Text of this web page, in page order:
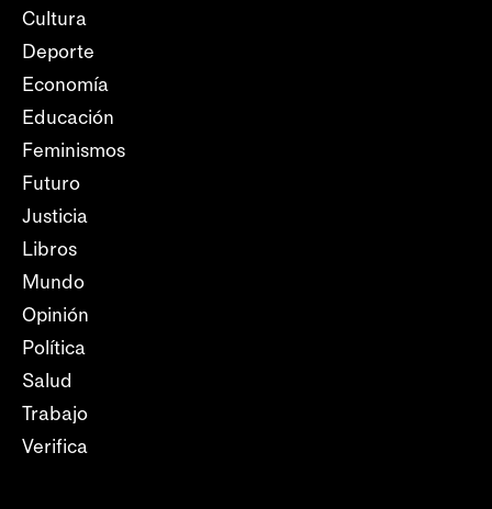
Cultura
Deporte
Economía
Educación
Feminismos
Futuro
Justicia
Libros
Mundo
Opinión
Política
Salud
Trabajo
Verifica